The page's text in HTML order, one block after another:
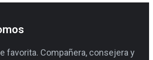
favorita. Compañera, consejera y